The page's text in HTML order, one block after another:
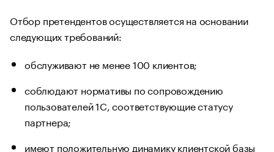
Отбор претендентов осуществляется на основании
следующих требований:
обслуживают не менее 100 клиентов;
соблюдают нормативы по сопровождению
пользователей 1С, соответствующие статусу
партнера;
имеют положительную динамику клиентской базы